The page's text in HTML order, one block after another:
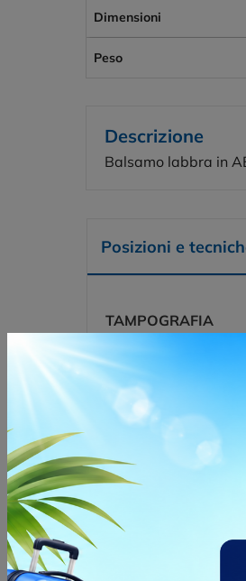
Dimensioni
Peso
Descrizione
Balsamo labbra in
Posizioni e
TAMPOGRAFIA